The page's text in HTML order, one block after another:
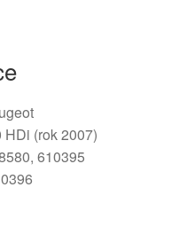
HDi (rok 2007)
610395